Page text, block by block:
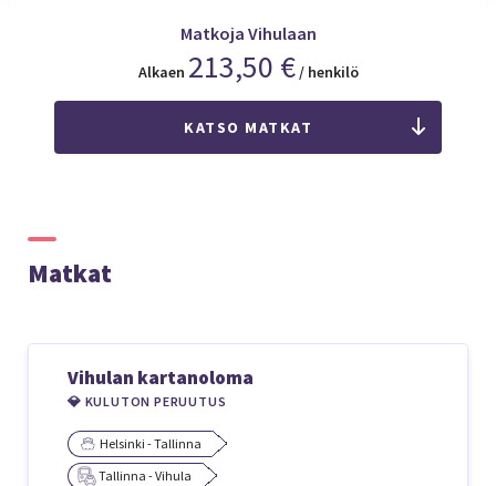
Matkoja Vihulaan
Alkaen 213,50 €/ henkilö
KATSO MATKAT
Matkat
Vihulan kartanoloma
💎 KULUTON PERUUTUS
Helsinki - Tallinna
Tallinna - Vihula